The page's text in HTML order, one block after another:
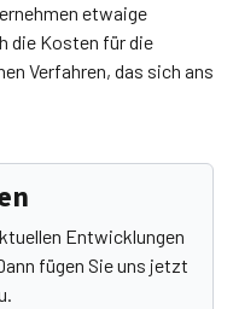
etwaige
die Kosten für die
Verfahren, das sich ans
Entwicklungen
fügen Sie uns jetzt